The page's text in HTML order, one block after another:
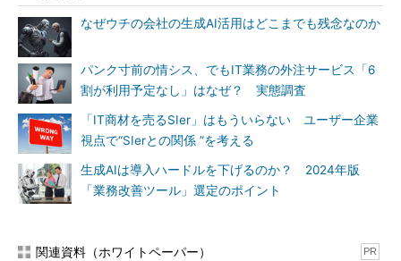
なぜウチの会社の生成AI活用はどこまでも残念なのか
パンク寸前の情シス、でもIT業務の外注サービス「6
割が利用予定なし」はなぜ？ 実態調査
「IT商材を売るSIer」はもういらない ユーザー企業
視点で“SIerとの関係 ”を考える
生成AIは導入ハードルを下げるのか？ 2024年版
「業務改善ツール」選定のポイント
関連資料（ホワイトペーパー） PR